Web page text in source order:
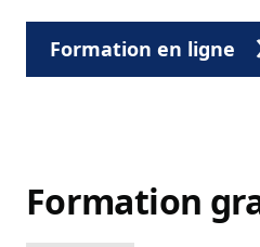
Formation en ligne
Formation